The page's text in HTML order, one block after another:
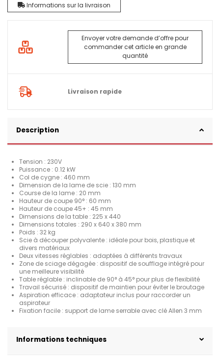
Informations sur la livraison
Envoyer votre demande d’offre pour
commander cet article en grande
quantité
Livraison rapide
Description
Tension : 230V
Puissance : 0.12 kW
Col de cygne : 460 mm
Dimension de la lame de scie : 130 mm
Course de la lame : 20 mm
Hauteur de coupe 90° : 60 mm
Hauteur de coupe 45+ : 45 mm
Dimensions de la table : 225 x 440
Dimensions totales : 290 x 640 x 380 mm
Poids : 32 kg
Scie à découper polyvalente : idéale pour bois, plastique et
divers matériaux
Deux vitesses réglables : adaptées à différents travaux
Zone de sciage dégagée : dispositif de soufflage intégré pour
une meilleure visibilité
Table réglable : inclinable de 90° à 45° pour plus de flexibilité
Travail sécurisé : dispositif de maintien pour éviter le broutage
Aspiration efficace : adaptateur inclus pour raccorder un
aspirateur
Fixation facile : support de lame serrable avec clé Allen 3 mm
Informations techniques